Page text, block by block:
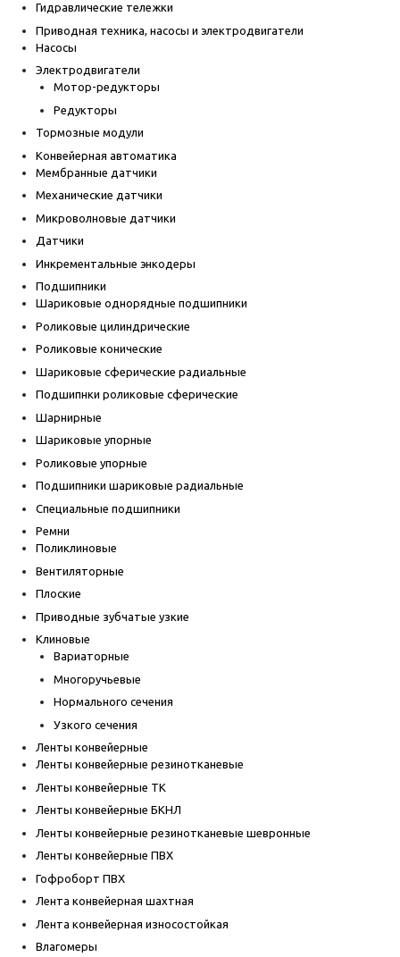
Гидравлические тележки
Приводная техника, насосы и электродвигатели
Насосы
Электродвигатели
Мотор-редукторы
Редукторы
Тормозные модули
Конвейерная автоматика
Мембранные датчики
Механические датчики
Микроволновые датчики
Датчики
Инкрементальные энкодеры
Подшипники
Шариковые однорядные подшипники
Роликовые цилиндрические
Роликовые конические
Шариковые сферические радиальные
Подшипнки роликовые сферические
Шарнирные
Шариковые упорные
Роликовые упорные
Подшипники шариковые радиальные
Специальные подшипники
Ремни
Поликлиновые
Вентиляторные
Плоские
Приводные зубчатые узкие
Клиновые
Вариаторные
Многоручьевые
Нормального сечения
Узкого сечения
Ленты конвейерные
Ленты конвейерные резинотканевые
Ленты конвейерные ТК
Ленты конвейерные БКНЛ
Ленты конвейерные резинотканевые шевронные
Ленты конвейерные ПВХ
Гофроборт ПВХ
Лента конвейерная шахтная
Лента конвейерная износостойкая
Влагомеры